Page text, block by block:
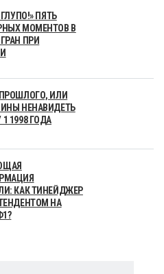
ПЯТЬ
МОМЕНТОВ В
ПРИ
ИЛИ
НЕНАВИДЕТЬ
1998 ГОДА
КАК ТИНЕЙДЖЕР
НА